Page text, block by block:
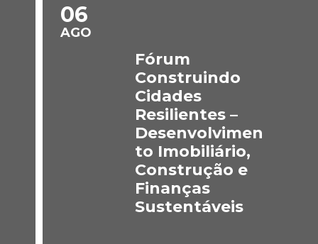
06
AGO
Fórum
Construindo
Cidades
Resilientes –
Desenvolvimen
to Imobiliário,
Construção e
Finanças
Sustentáveis